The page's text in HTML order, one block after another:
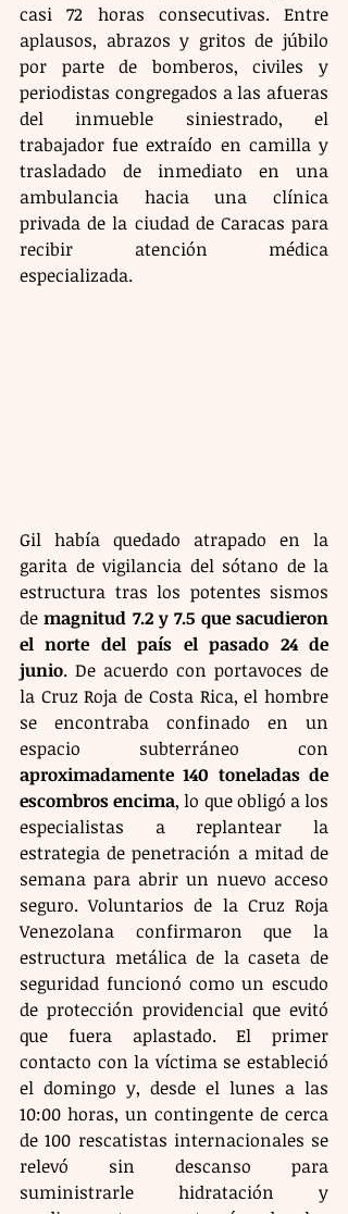
casi 72 horas consecutivas. Entre
aplausos, abrazos y gritos de júbilo
por parte de bomberos, civiles y
periodistas congregados a las afueras
del inmueble siniestrado, el
trabajador fue extraído en camilla y
trasladado de inmediato en una
ambulancia hacia una clínica
privada de la ciudad de Caracas para
recibir atención médica
especializada.
Gil había quedado atrapado en la
garita de vigilancia del sótano de la
estructura tras los potentes sismos
de magnitud 7.2 y 7.5 que sacudieron
el norte del país el pasado 24 de
junio. De acuerdo con portavoces de
la Cruz Roja de Costa Rica, el hombre
se encontraba confinado en un
aproximadamente 140 toneladas de
escombros encima, lo que obligó a los
especialistas a replantear la
estrategia de penetración a mitad de
semana para abrir un nuevo acceso
seguro. Voluntarios de la Cruz Roja
Venezolana confirmaron que la
estructura metálica de la caseta de
seguridad funcionó como un escudo
de protección providencial que evitó
que fuera aplastado. El primer
contacto con la víctima se estableció
el domingo y, desde el lunes a las
10:00 horas, un contingente de cerca
de 100 rescatistas internacionales se
relevó sin descanso para
suministrarle hidratación y